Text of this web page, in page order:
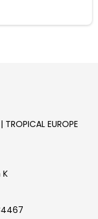
EUROPE
K